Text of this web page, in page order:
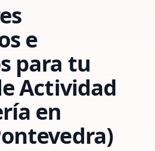
e
para tu
Actividad
en